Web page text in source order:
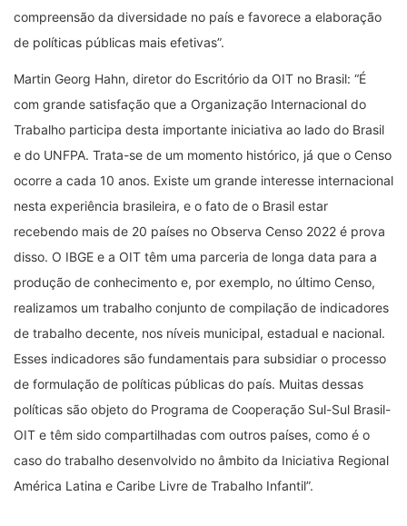
compreensão da diversidade no país e favorece a elaboração
de políticas públicas mais efetivas”.
Martin Georg Hahn, diretor do Escritório da OIT no Brasil: “É
com grande satisfação que a Organização Internacional do
Trabalho participa desta importante iniciativa ao lado do Brasil
e do UNFPA. Trata-se de um momento histórico, já que o Censo
ocorre a cada 10 anos. Existe um grande interesse internacional
nesta experiência brasileira, e o fato de o Brasil estar
recebendo mais de 20 países no Observa Censo 2022 é prova
disso. O IBGE e a OIT têm uma parceria de longa data para a
produção de conhecimento e, por exemplo, no último Censo,
realizamos um trabalho conjunto de compilação de indicadores
de trabalho decente, nos níveis municipal, estadual e nacional.
Esses indicadores são fundamentais para subsidiar o processo
de formulação de políticas públicas do país. Muitas dessas
políticas são objeto do Programa de Cooperação Sul-Sul Brasil-
OIT e têm sido compartilhadas com outros países, como é o
caso do trabalho desenvolvido no âmbito da Iniciativa Regional
América Latina e Caribe Livre de Trabalho Infantil”.